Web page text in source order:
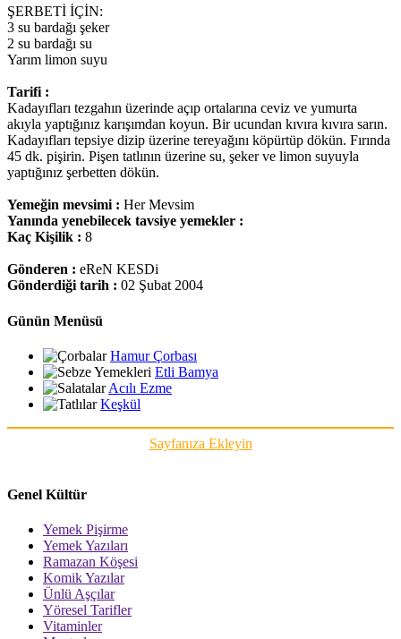
ŞERBETİ İÇİN:
3 su bardağı şeker
2 su bardağı su
Yarım limon suyu
Tarifi :
Kadayıfları tezgahın üzerinde açıp ortalarına ceviz ve yumurta
akıyla yaptığınız karışımdan koyun. Bir ucundan kıvıra kıvıra sarın.
Kadayıfları tepsiye dizip üzerine tereyağını köpürtüp dökün. Fırında
45 dk. pişirin. Pişen tatlının üzerine su, şeker ve limon suyuyla
yaptığınız şerbetten dökün.
Yemeğin mevsimi : Her Mevsim
Yanında yenebilecek tavsiye yemekler :
Kaç Kişilik : 8
Gönderen : eReN KESDi
Gönderdiği tarih : 02 Şubat 2004
Günün Menüsü
Hamur Çorbası
Etli Bamya
Acılı Ezme
Keşkül
Sayfanıza Ekleyin
Genel Kültür
Yemek Pişirme
Yemek Yazıları
Ramazan Köşesi
Komik Yazılar
Ünlü Aşçılar
Yöresel Tarifler
Vitaminler